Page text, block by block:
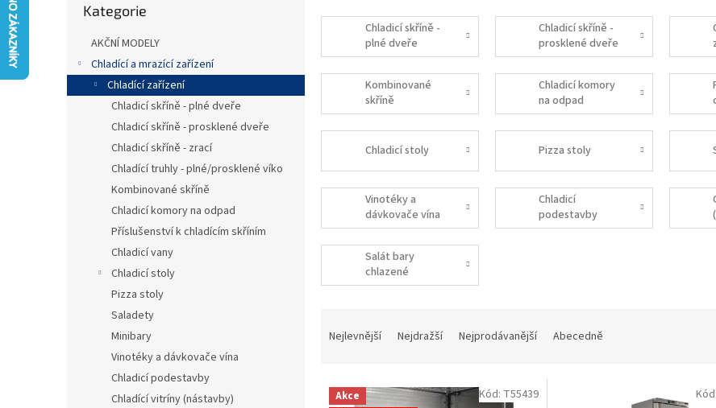
n
kategorie
Kategorie
AKČNÍ MODELY
Chladící a mrazící zařízení
Chladící zařízení
Chladicí skříně - plné dveře
Chladicí skříně - prosklené dveře
Chladicí skříně - zrací
Chladící truhly - plné/prosklené víko
Kombinované skříně
Chladicí komory na odpad
Příslušenství k chladícím skříním
Chladicí vany
Chladicí stoly
Pizza stoly
Saladety
Minibary
Vinotéky a dávkovače vína
Chladicí podestavby
Chladící vitríny (nástavby)
Chladicí skříně -
plné dveře
Chladicí skříně -
prosklené dveře
Kombinované
skříně
Chladicí komory
na odpad
Chladicí stoly Pizza stoly
Vinotéky a
dávkovače vína
Chladicí
podestavby
Salát bary
chlazené
n
Nejlevnější Nejdražší Nejprodávanější Abecedně
V Akce
Kód: T55439 Kód: